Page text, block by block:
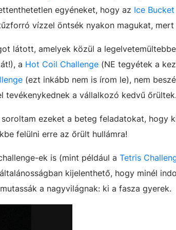
egyéneket, hogy az Ice Bucket
vízzel öntsék nyakon magukat,
látott, amelyek közül a
a Hot Coil Challenge (NE tegyétek a
(ezt inkább nem is írom le), nem
tevékenykednek a vállalkozó kedvű őrültek.
ezeket a beteg feladatokat, hogy
felülni erre az őrült hullámra!
ek is (mint például a Tetris
kijelenthető, hogy minél
a nagyvilágnak: ki a fasza gyerek.